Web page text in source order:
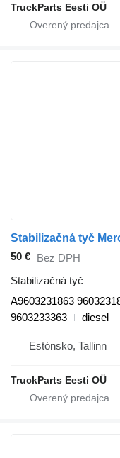
TruckParts Eesti OÜ
50 € Bez DPH
Stabilizačná tyč
A9603231863
9603233363
diesel
Estónsko, Tallinn
TruckParts Eesti OÜ